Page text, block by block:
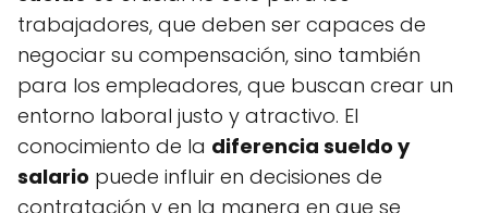
trabajadores, que deben ser capaces de
negociar su compensación, sino también
para los empleadores, que buscan crear un
entorno laboral justo y atractivo. El
conocimiento de la diferencia sueldo y
salario puede influir en decisiones de
contratación y en la manera en que se